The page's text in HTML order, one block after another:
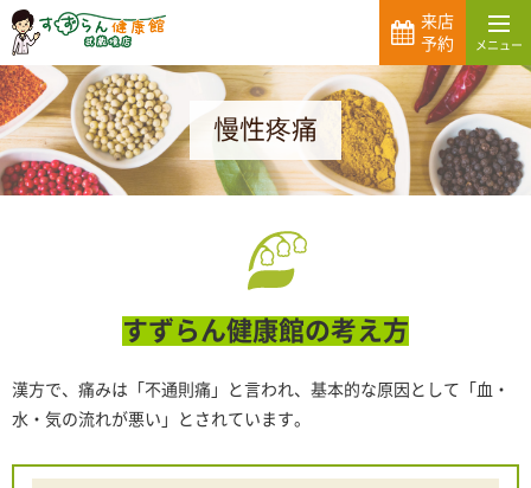
来店
予約
慢性疼痛
すずらん健康館の考え方
漢方で、痛みは「不通則痛」と言われ、基本的な原因として「血・
水・気の流れが悪い」とされています。